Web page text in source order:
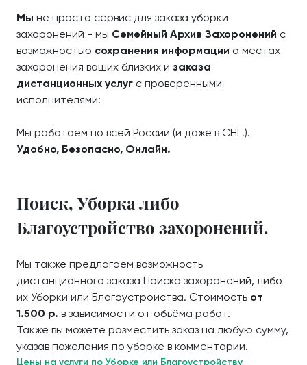
Мы не просто сервис для заказа уборки
захоронений - мы Семейный Архив Захоронений с
возможностью сохранения информации о местах
захоронения ваших близких и заказа
дистанционных услуг с проверенными
исполнителями:
Мы работаем по всей России (и даже в СНГ!).
Удобно, Безопасно, Онлайн.
Поиск, Уборка либо
Благоустройство захоронений.
Мы также предлагаем возможность
дистанционного заказа Поиска захоронений, либо
их Уборки или Благоустройства. Стоимость от
1.500 р. в зависимости от объёма работ.
Также вы можете разместить заказ на любую сумму,
указав пожелания по уборке в комментарии.
Цены на услуги по Уборке или Благоустройству